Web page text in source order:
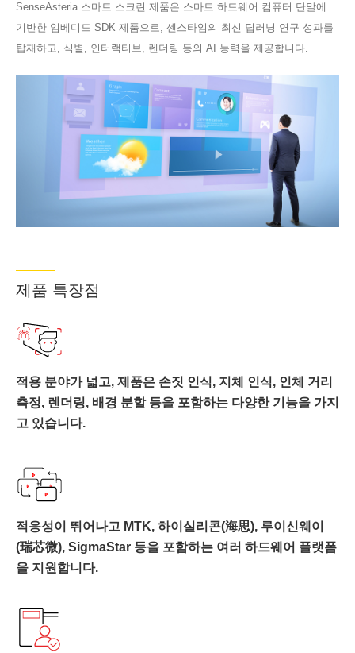
SenseAsteria 스마트 스크린 제품은 스마트 하드웨어 컴퓨터 단말에
기반한 임베디드 SDK 제품으로, 센스타임의 최신 딥러닝 연구 성과를
탑재하고, 식별, 인터랙티브, 렌더링 등의 AI 능력을 제공합니다.
제품 특장점
적용 분야가 넓고, 제품은 손짓 인식, 지체 인식, 인체 거리
측정, 렌더링, 배경 분할 등을 포함하는 다양한 기능을 가지
고 있습니다.
적응성이 뛰어나고 MTK, 하이실리콘(海思), 루이신웨이
(瑞芯微), SigmaStar 등을 포함하는 여러 하드웨어 플랫폼
을 지원합니다.